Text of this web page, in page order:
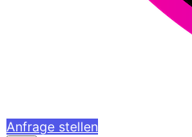
Anfrage stellen